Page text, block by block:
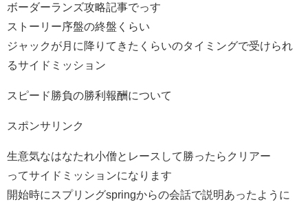
ボーダーランズ攻略記事でっす
ストーリー序盤の終盤くらい
ジャックが月に降りてきたくらいのタイミングで受けられ
るサイドミッション
スピード勝負の勝利報酬について
スポンサリンク
生意気なはなたれ小僧とレースして勝ったらクリアー
ってサイドミッションになります
開始時にスプリングspringからの会話で説明あったように